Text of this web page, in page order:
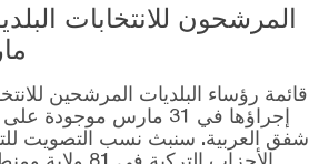
قائمة رؤساء البلديات المرشحين
إجراؤها في 31 مارس
شفق العربية. سنبث نسب التصويت